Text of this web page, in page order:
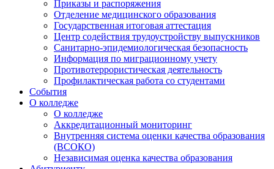
Приказы и распоряжения
Отделение медицинского образования
Государственная итоговая аттестация
Центр содействия трудоустройству выпускников
Санитарно-эпидемиологическая безопасность
Информация по миграционному учету
Противотеррористическая деятельность
Профилактическая работа со студентами
События
О колледже
О колледже
Аккредитационный мониторинг
Внутренняя система оценки качества образования
(ВСОКО)
Независимая оценка качества образования